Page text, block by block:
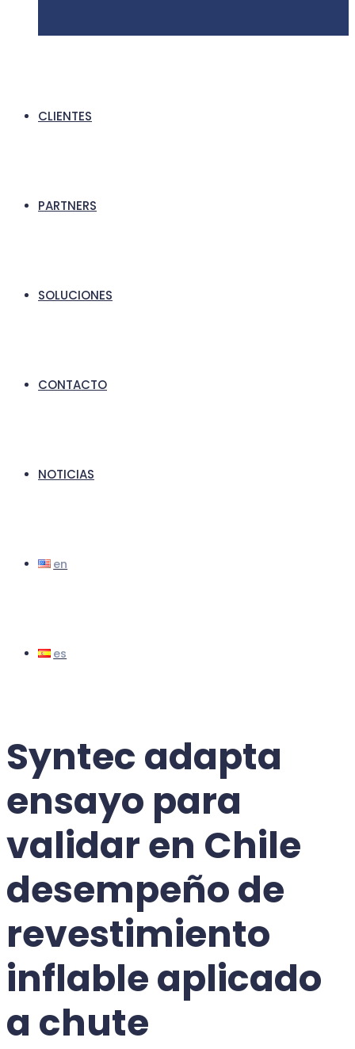
CLIENTES
PARTNERS
SOLUCIONES
CONTACTO
NOTICIAS
Syntec adapta
ensayo para
validar en Chile
desempeñode
revestimiento
inflable aplicado
a chute